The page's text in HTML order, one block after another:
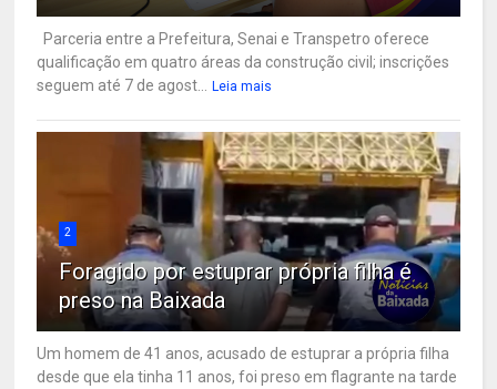
Parceria entre a Prefeitura, Senai e Transpetro oferece
qualificação em quatro áreas da construção civil; inscrições
seguem até 7 de agost...
Leia mais
2
Foragido por estuprar própria filha é
preso na Baixada
Um homem de 41 anos, acusado de estuprar a própria filha
desde que ela tinha 11 anos, foi preso em flagrante na tarde